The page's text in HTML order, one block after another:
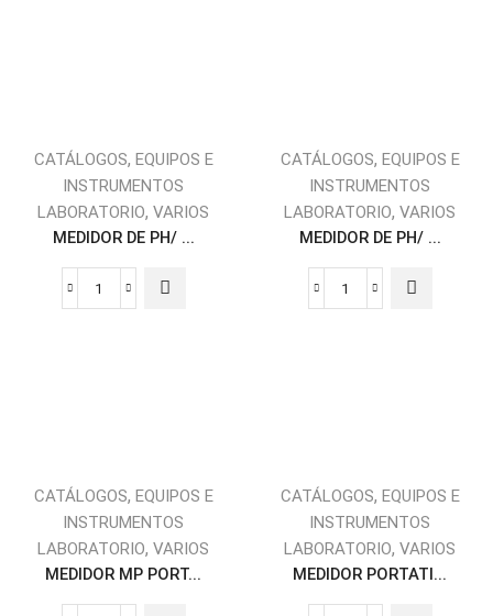
CATÁLOGOS, EQUIPOS E
INSTRUMENTOS
LABORATORIO, VARIOS
MEDIDOR DE PH/ ...
CATÁLOGOS, EQUIPOS E
INSTRUMENTOS
LABORATORIO, VARIOS
MEDIDOR DE PH/ ...
CATÁLOGOS, EQUIPOS E
INSTRUMENTOS
LABORATORIO, VARIOS
MEDIDOR MP PORT...
CATÁLOGOS, EQUIPOS E
INSTRUMENTOS
LABORATORIO, VARIOS
MEDIDOR PORTATI...